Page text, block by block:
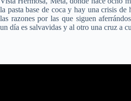
la pasta base de coca y hay una crisis de
las razones por las que siguen
un día es salvavidas y al otro una cruz a